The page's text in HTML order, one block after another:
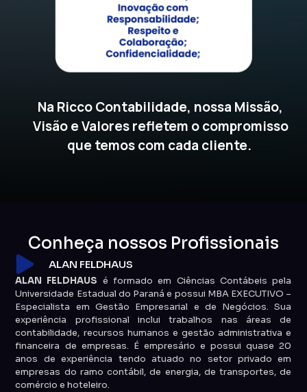
Na Ricco Contabilidade, nossa Missão,
Visão e Valores refletem o compromisso
que temos com cada cliente.
Conheça nossos Profissionais
ALAN FELDHAUS
ALAN FELDHAUS é formado em Ciências Contábeis pela
Universidade Estadual do Paraná e possui MBA EXECUTIVO –
Especialista em Gestão Empresarial e de Negócios. Sua
experiência profissional inclui trabalhos nas áreas de
contabilidade, recursos humanos e gestão administrativa e
financeira de empresas. É empresário e possui quase 20
anos de experiência tendo atuado no setor privado em
empresas do ramo contábil, de energia, de transportes, de
comércio e hoteleiro.